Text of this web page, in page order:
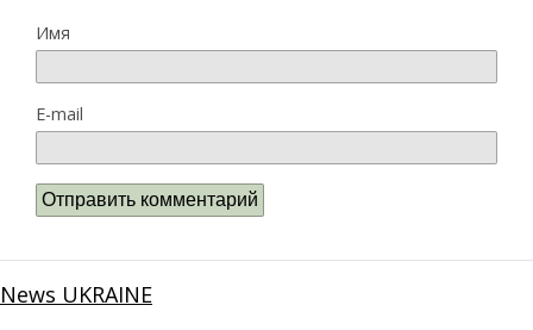
Имя
E-mail
News UKRAINE